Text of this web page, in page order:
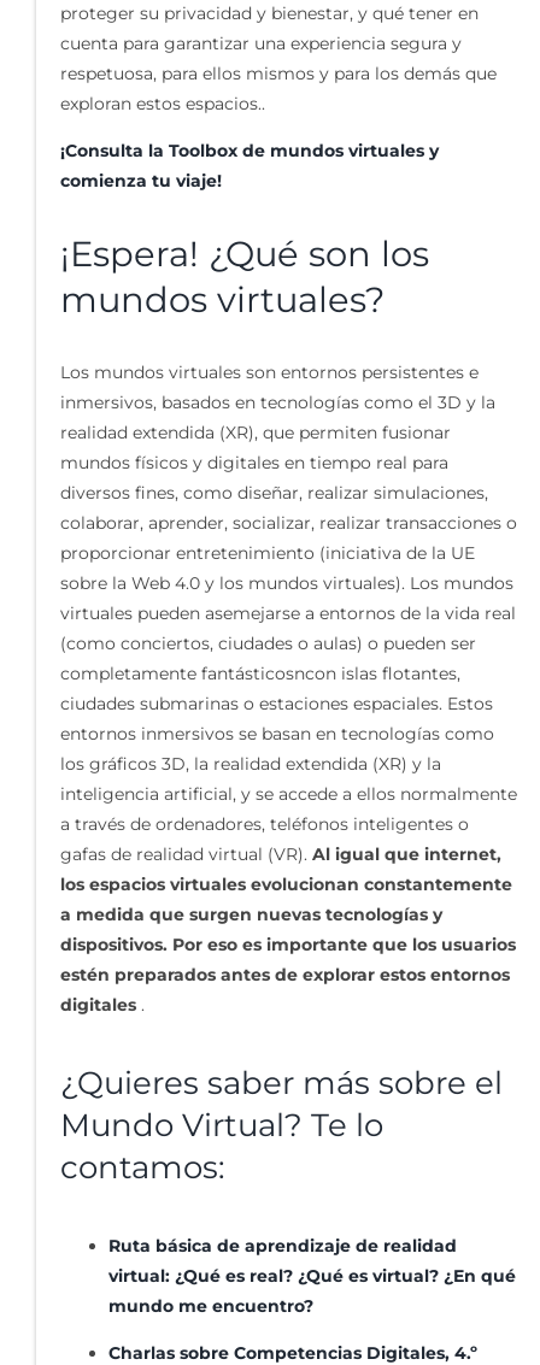
proteger su privacidad y bienestar, y qué tener en
cuenta para garantizar una experiencia segura y
respetuosa, para ellos mismos y para los demás que
exploran estos espacios..
¡Consulta la Toolbox de mundos virtuales y
comienza tu viaje!
¡Espera! ¿Qué son los
mundos virtuales?
Los mundos virtuales son entornos persistentes e
inmersivos, basados en tecnologías como el 3D y la
realidad extendida (XR), que permiten fusionar
mundos físicos y digitales en tiempo real para
diversos fines, como diseñar, realizar simulaciones,
colaborar, aprender, socializar, realizar transacciones o
proporcionar entretenimiento (iniciativa de la UE
sobre la Web 4.0 y los mundos virtuales). Los mundos
virtuales pueden asemejarse a entornos de la vida real
(como conciertos, ciudades o aulas) o pueden ser
completamente fantásticosncon islas flotantes,
ciudades submarinas o estaciones espaciales. Estos
entornos inmersivos se basan en tecnologías como
los gráficos 3D, la realidad extendida (XR) y la
inteligencia artificial, y se accede a ellos normalmente
a través de ordenadores, teléfonos inteligentes o
gafas de realidad virtual (VR). Al igual que internet,
los espacios virtuales evolucionan constantemente
a medida que surgen nuevas tecnologías y
dispositivos. Por eso es importante que los usuarios
estén preparados antes de explorar estos entornos
digitales .
¿Quieres saber más sobre el
Mundo Virtual? Te lo
contamos:
Ruta básica de aprendizaje de realidad
virtual: ¿Qué es real? ¿Qué es virtual? ¿En qué
mundo me encuentro?
Charlas sobre Competencias Digitales, 4.º